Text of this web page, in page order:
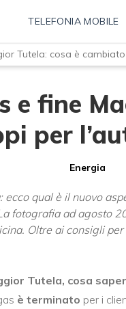
TELEFONIA MOBILE
Tutela: cosa è
e fine
per
Energia
qual è il nuovo
fotografia ad agosto
Oltre ai consigli
Tutela, cosa
è terminato per i